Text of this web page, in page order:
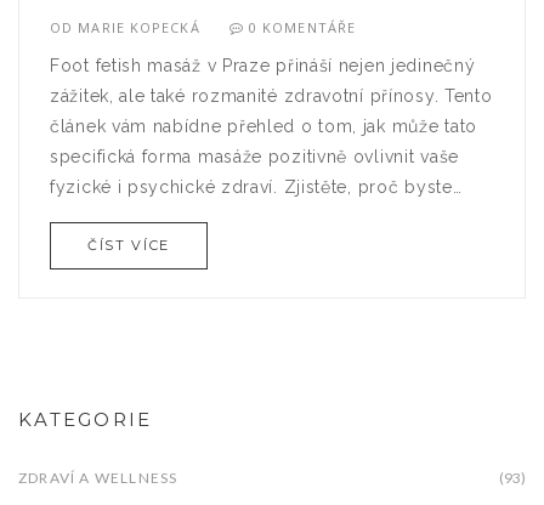
OD MARIE KOPECKÁ 0 KOMENTÁŘE
Foot fetish masáž v Praze přináší nejen jedinečný
zážitek, ale také rozmanité zdravotní přínosy. Tento
článek vám nabídne přehled o tom, jak může tato
specifická forma masáže pozitivně ovlivnit vaše
fyzické i psychické zdraví. Zjistěte, proč byste
měli zkusit foot fetish masáž a jak si vybrat to
správné místo v Praze.
ČÍST VÍCE
KATEGORIE
ZDRAVÍ A WELLNESS (93)